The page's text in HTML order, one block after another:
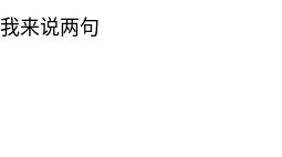
我来说两句